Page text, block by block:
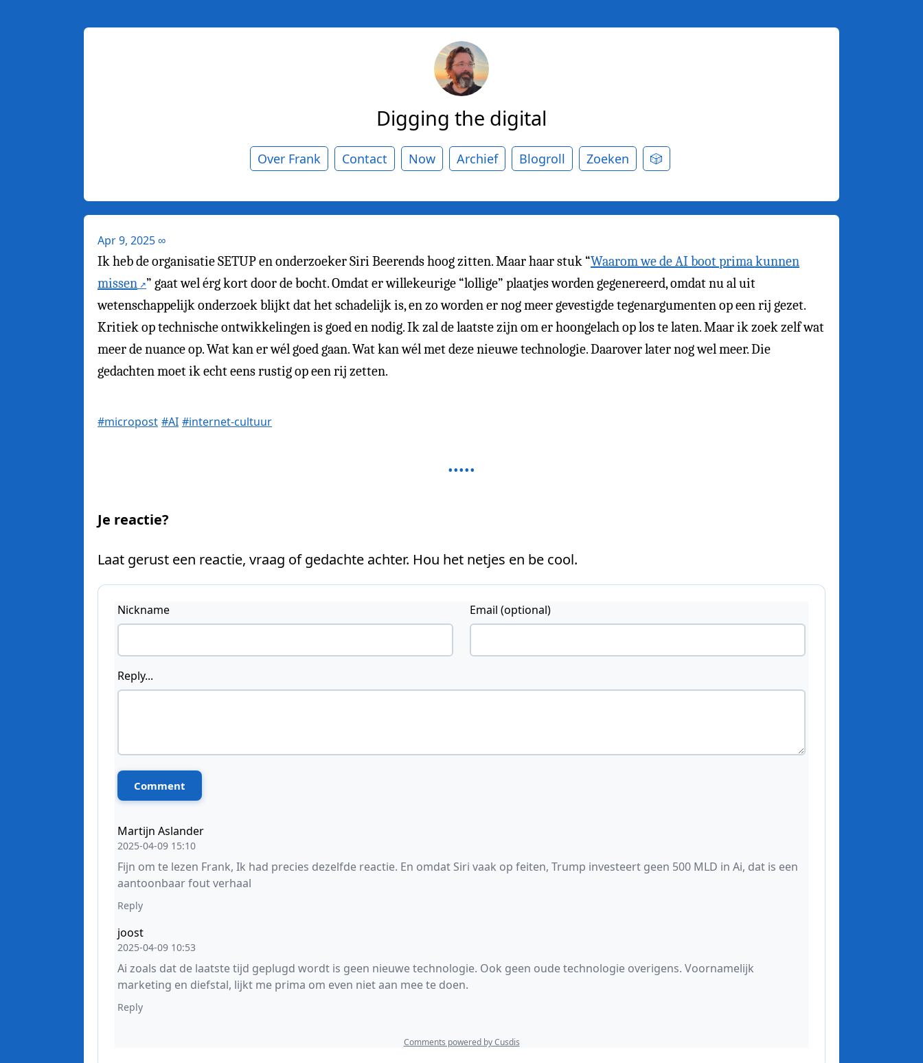
Digging the digital
Over Frank Contact Now Archief Blogroll Zoeken 🎲
Apr 9, 2025∞
Ik heb de organisatie SETUP en onderzoeker Siri Beerends hoog zitten. Maar haar stuk “Waarom we de AI boot prima kunnen
missen ” gaat wel érg kort door de bocht. Omdat er willekeurige “lollige” plaatjes worden gegenereerd, omdat nu al uit
wetenschappelijk onderzoek blijkt dat het schadelijk is, en zo worden er nog meer gevestigde tegenargumenten op een rij gezet.
Kritiek op technische ontwikkelingen is goed en nodig. Ik zal de laatste zijn om er hoongelach op los te laten. Maar ik zoek zelf wat
meer de nuance op. Wat kan er wél goed gaan. Wat kan wél met deze nieuwe technologie. Daarover later nog wel meer. Die
gedachten moet ik echt eens rustig op een rij zetten.
#micropost #AI #internet-cultuur
Je reactie?
Laat gerust een reactie, vraag of gedachte achter. Hou het netjes en be cool.